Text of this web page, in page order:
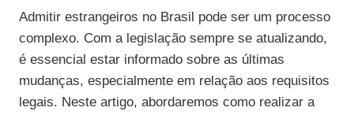
Admitir estrangeiros no Brasil pode ser um processo
complexo. Com a legislação sempre se atualizando,
é essencial estar informado sobre as últimas
mudanças, especialmente em relação aos requisitos
legais. Neste artigo, abordaremos como realizar a